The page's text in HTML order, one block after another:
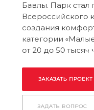
Бавлы. Парк стал
Всероссийского
создания
категории
от 20 до 50 тысяч
ЗАКАЗАТЬ ПРОЕКТ
ЗАДАТЬ ВОПРОС